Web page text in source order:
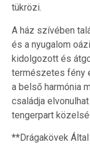
tükrözi.
A ház szívében
és a nyugalom
kidolgozott és
természetes fény
a belső harmónia
családja
tengerpart
**Drágakövek